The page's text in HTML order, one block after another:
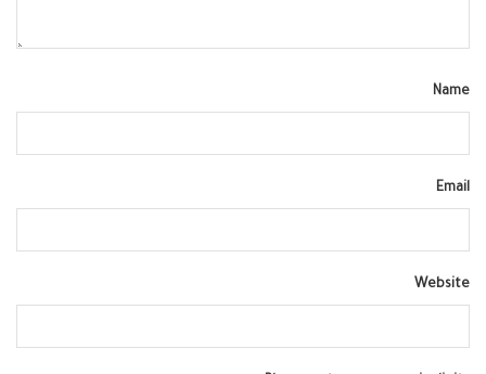
Name
Email
Website